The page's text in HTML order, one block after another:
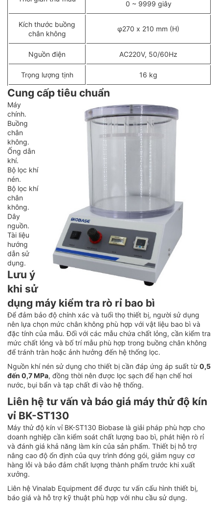
0 ~ 9999 giây
Kích thước buồng
chân không
φ270 x 210 mm (H)
Nguồn điện AC220V, 50/60Hz
Trọng lượng tịnh 16 kg
Cung cấp tiêu chuẩn
Máy
chính.
Buồng
chân
không.
Ống dẫn
khí.
Bộ lọc khí
nén.
Bộ lọc khí
chân
không.
Dây
nguồn.
Tài liệu
hướng
dẫn sử
dụng.
Lưu ý
khi sử
dụng máy kiểm tra rò rỉ bao bì
Để đảm bảo độ chính xác và tuổi thọ thiết bị, người sử dụng
nên lựa chọn mức chân không phù hợp với vật liệu bao bì và
đặc tính của mẫu. Đối với các mẫu chứa chất lỏng, cần kiểm tra
mức chất lỏng và bố trí mẫu phù hợp trong buồng chân không
để tránh tràn hoặc ảnh hưởng đến hệ thống lọc.
Nguồn khí nén sử dụng cho thiết bị cần đáp ứng áp suất từ 0,5
đến 0,7 MPa, đồng thời nên được lọc sạch để hạn chế hơi
nước, bụi bẩn và tạp chất đi vào hệ thống.
Liên hệ tư vấn và báo giá máy thử độ kín
vỉ BK-ST130
Máy thử độ kín vỉ BK-ST130 Biobase là giải pháp phù hợp cho
doanh nghiệp cần kiểm soát chất lượng bao bì, phát hiện rò rỉ
và đánh giá khả năng làm kín của sản phẩm. Thiết bị hỗ trợ
nâng cao độ ổn định của quy trình đóng gói, giảm nguy cơ
hàng lỗi và bảo đảm chất lượng thành phẩm trước khi xuất
xưởng.
Liên hệ Vinalab Equipment để được tư vấn cấu hình thiết bị,
báo giá và hỗ trợ kỹ thuật phù hợp với nhu cầu sử dụng.